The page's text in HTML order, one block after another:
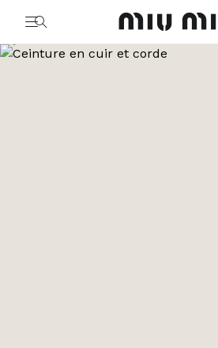
Aller à l’image 1
Aller à l’image 2